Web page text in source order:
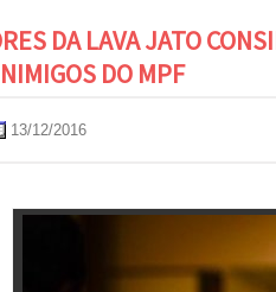
DA LAVA JATO
DO MPF
13/12/2016